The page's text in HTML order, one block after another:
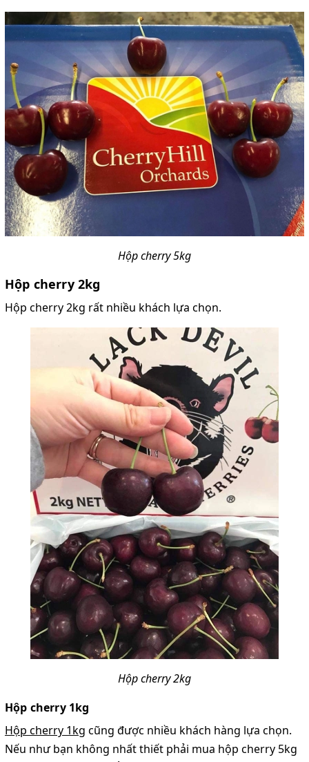
Hộp cherry 5kg
Hộp cherry 2kg
Hộp cherry 2kg rất nhiều khách lựa chọn.
Hộp cherry 2kg
Hộp cherry 1kg
Hộp cherry 1kg cũng được nhiều khách hàng lựa chọn.
Nếu như bạn không nhất thiết phải mua hộp cherry 5kg